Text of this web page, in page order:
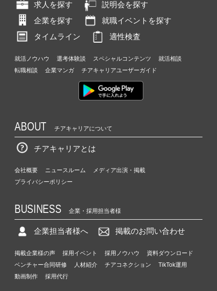
求人を探す
説明会を探す
企業を探す
就職イベントを探す
タイムライン
適性検査
就活ノウハウ 選考体験談 スペシャルコンテンツ
就活相談
転職相談
企業マンガ チアキャリアユーザーガイド
ABOUT チアキャリアについて
チアキャリアとは
会社概要 ニュースルーム
メディア出演・掲載
プライバシーポリシー
BUSINESS 企業・採用担当者様
企業担当者様へ 掲載のお問い合わせ
掲載企業様の声 採用イベント 採用ノウハウ
資料ダウンロード
ベンチャー合同研修
人材紹介 チアコネクション
TikTok運用
動画制作
採用代行